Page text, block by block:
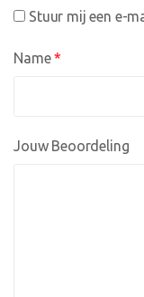
Jouw Beoordeling
Name*
Stuur mij een e-